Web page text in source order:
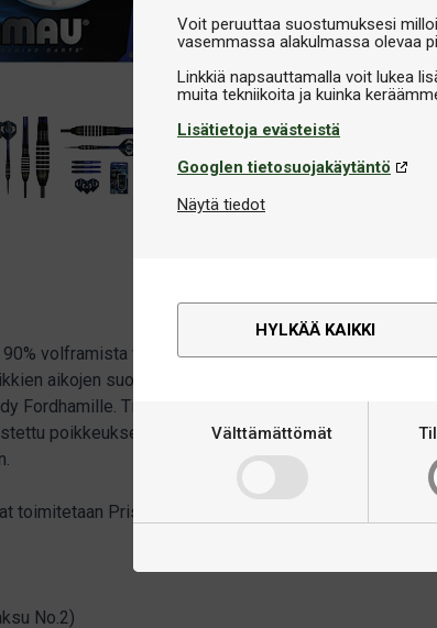
Voit peruuttaa suostumuksesi
vasemmassa alakulmassa olevaa
Linkkiä napsauttamalla voit lukea
Lisätietoja evästeistä
Googlen tietosuojakäytäntö
Näytä tiedot
HYLKÄÄ KAIKKI
Välttämättömät
90% volframista valmistettu tikkasarja, jotka on
aikojen suosituimmista maailmanmestareista –
Fordhamille. Tikkojen tyylikäs musta pintakäsittely
poikkeuksellisella tarkkuudella antaen
toimitetaan Prism Alpha-sulilla (erittäin paksut) ja Prism
No.2)